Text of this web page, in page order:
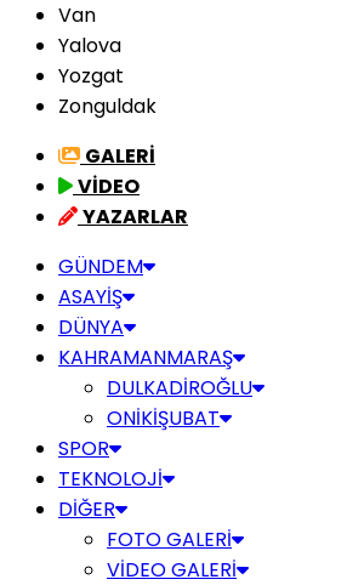
Van
Yalova
Yozgat
Zonguldak
GALERİ
VİDEO
YAZARLAR
GÜNDEM
ASAYİŞ
DÜNYA
KAHRAMANMARAŞ
DULKADİROĞLU
ONİKİŞUBAT
SPOR
TEKNOLOJİ
DİĞER
FOTO GALERİ
VİDEO GALERİ